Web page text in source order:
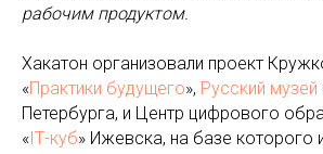
рабочим продуктом.
Хакатон организовали проект
«Практики будущего», Русский музей
Петербурга, и Центр цифрового
«IТ-куб» Ижевска, на базе которого